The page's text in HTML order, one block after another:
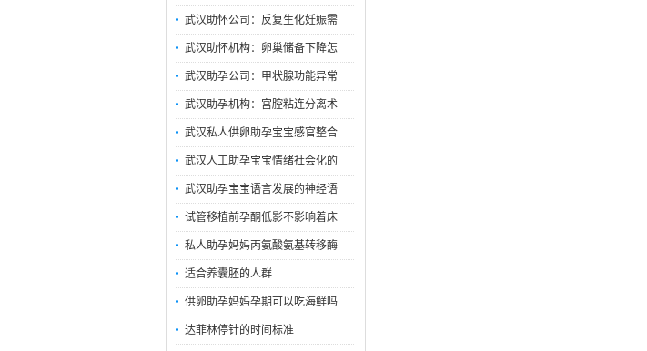
武汉助怀公司：反复生化妊娠需
武汉助怀机构：卵巢储备下降怎
武汉助孕公司：甲状腺功能异常
武汉助孕机构：宫腔粘连分离术
武汉私人供卵助孕宝宝感官整合
武汉人工助孕宝宝情绪社会化的
武汉助孕宝宝语言发展的神经语
试管移植前孕酮低影不影响着床
私人助孕妈妈丙氨酸氨基转移酶
适合养囊胚的人群
供卵助孕妈妈孕期可以吃海鲜吗
达菲林停针的时间标准